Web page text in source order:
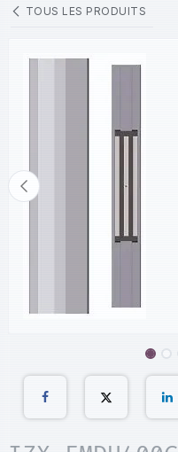
TOUS LES PRODUITS